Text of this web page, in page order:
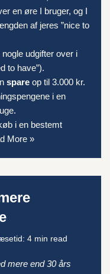
en øre I bruger, og I
af jeres ”nice to
udgifter over i
to have”).
spare op til 3.000 kr.
i en
i en bestemt
More »
4 min read
mere end 30 års